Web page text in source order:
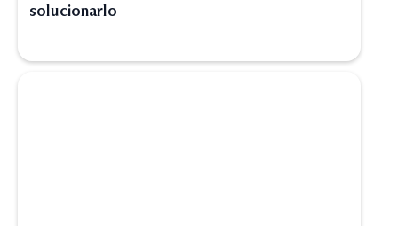
solucionarlo